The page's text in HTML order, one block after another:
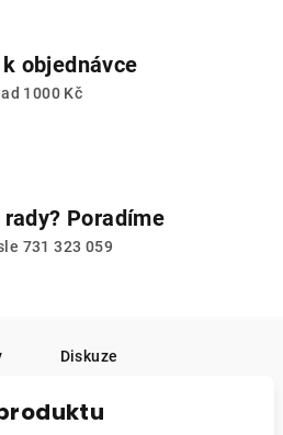
objednávce
1000 Kč
Poradíme
731 323 059
Diskuze